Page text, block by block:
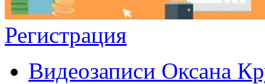
Регистрация
Видеозаписи Оксана